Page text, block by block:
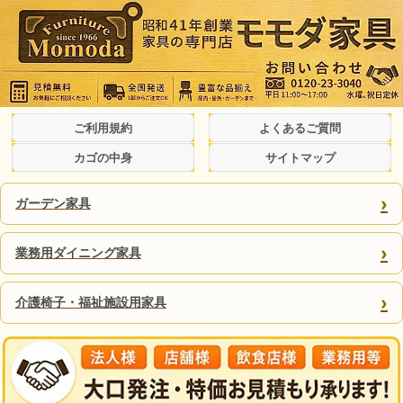
ご利用規約 よくあるご質問
カゴの中身 サイトマップ
ガーデン家具 ›
業務用ダイニング家具 ›
介護椅子・福祉施設用家具 ›